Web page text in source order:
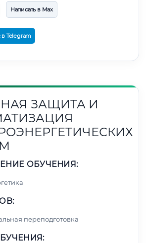
Написать в Max
в Telegram
ЗАЩИТА И
ОБУЧЕНИЯ:
переподготовка